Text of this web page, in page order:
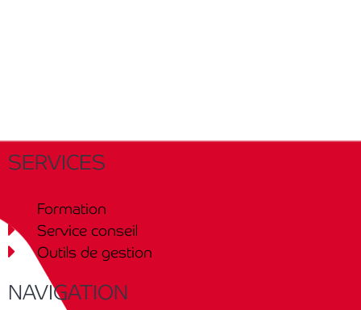
SERVICES
Formation
Service conseil
Outils de gestion
NAVIGATION